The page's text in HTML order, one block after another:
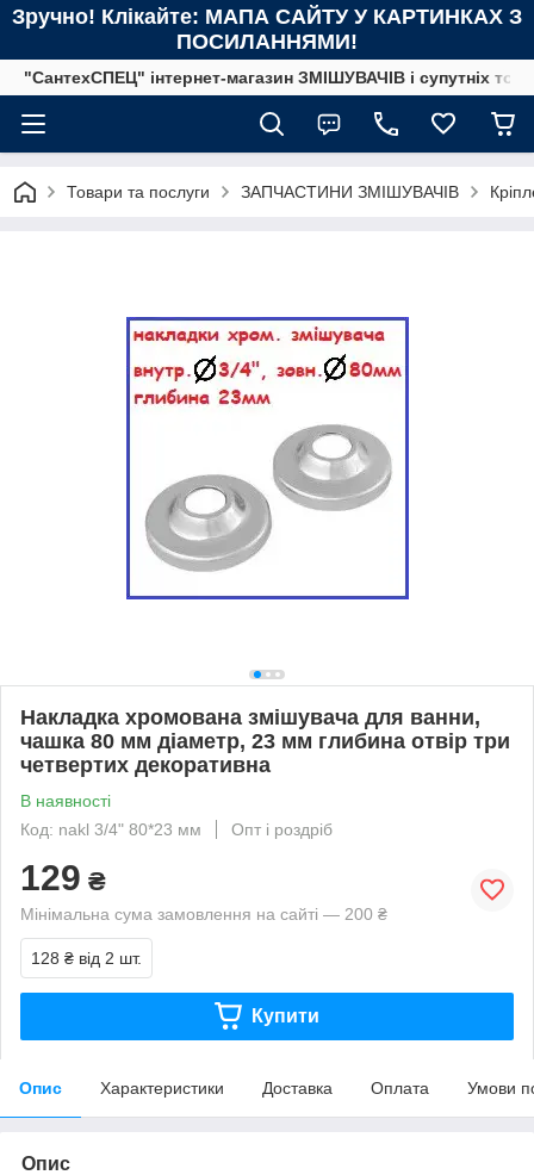
Зручно! Клікайте: МАПА САЙТУ У КАРТИНКАХ З
ПОСИЛАННЯМИ!
"СантехСПЕЦ" інтернет-магазин ЗМІШУВАЧІВ і супутніх
Товари та послуги ЗАПЧАСТИНИ ЗМІШУВАЧІВ
Накладка хромована змішувача для ванни,
чашка 80 мм діаметр, 23 мм глибина отвір три
четвертих декоративна
В наявності
Код: nakl 3/4" 80*23 мм
Опт і роздріб
129 ₴
Мінімальна сума замовлення на сайті — 200 ₴
128 ₴ від 2 шт.
Купити
Опис Характеристики Доставка Оплата Умови
Опис